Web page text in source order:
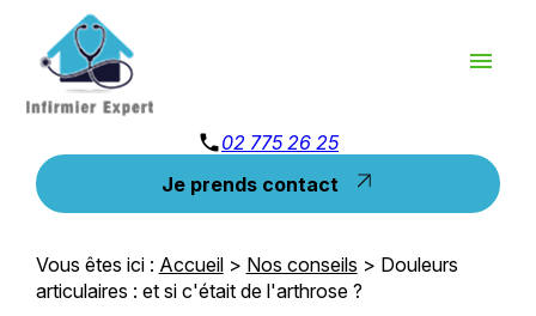
menu
phone02 775 26 25
Je prends contact
Vous êtes ici : Accueil> Nos conseils > Douleurs
articulaires : et si c'était de l'arthrose ?
Panneau de gestion des cookies